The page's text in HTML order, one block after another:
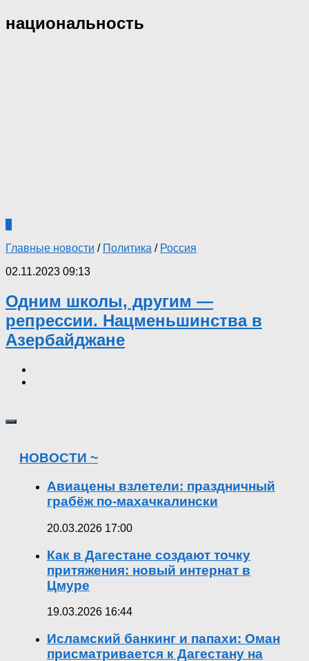
национальность
Главные новости / Политика / Россия
02.11.2023 09:13
Одним школы, другим —
репрессии. Нацменьшинства в
Азербайджане
НОВОСТИ ~
Авиацены взлетели: праздничный
грабёж по-махачкалински
20.03.2026 17:00
Как в Дагестане создают точку
притяжения: новый интернат в
Цмуре
19.03.2026 16:44
Исламский банкинг и папахи: Оман
присматривается к Дагестану на